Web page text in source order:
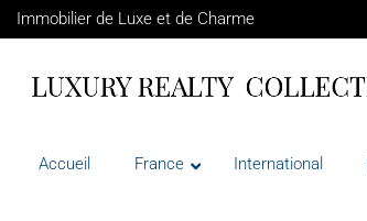
Immobilier de Luxe et de Charme
Accueil France International